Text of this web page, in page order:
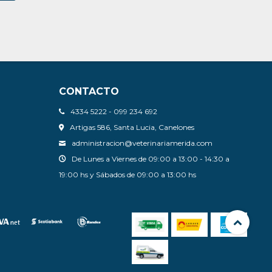
CONTACTO
4334 5222 - 099 234 692
Artigas 586, Santa Lucia, Canelones
administracion@veterinariamerida.com
De Lunes a Viernes de 09:00 a 13:00 - 14:30 a
19:00 hs y Sábados de 09:00 a 13:00 hs